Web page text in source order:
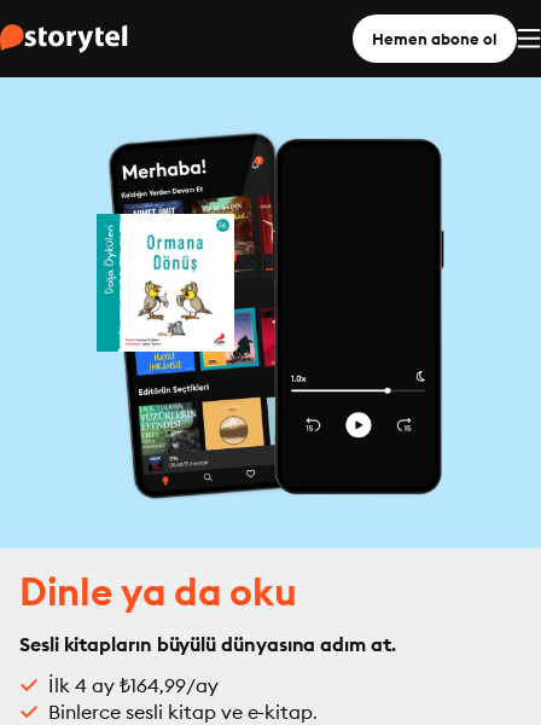
Hemen abone ol
Dinle ya da oku
Sesli kitapların büyülü dünyasına adım at.
İlk 4 ay ₺164,99/ay
Binlerce sesli kitap ve e-kitap.